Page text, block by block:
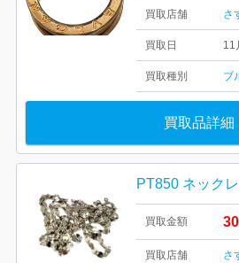
買取店舗 さ
買取日 11
買取種別 ブ
買取品詳細
PT850 ネック
買取金額
買取店舗 さ